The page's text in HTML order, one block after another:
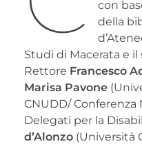
con
della
Studi di Macerata e
Rettore Francesco
Marisa Pavone
CNUDD/ Conferenza
Delegati per la
d’Alonzo (Università